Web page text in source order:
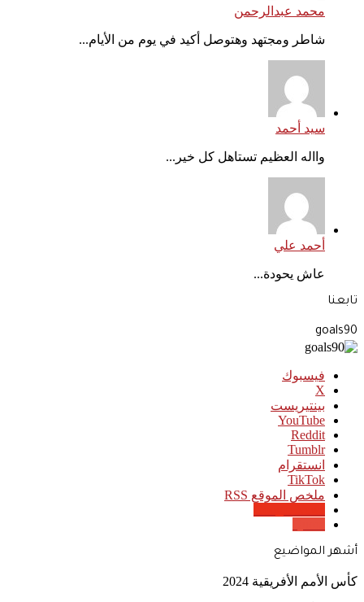
محمد عبدالرحمن
شاطر ومجتهد وهتوصل أكيد في يوم من الأيام...
سيد أحمد
وااله العظيم تستاهل كل خير...
أحمد علي
عاش يحودة...
تابعنا
goals90
فيسبوك
‫X
بينتيريست
‫YouTube
انستقرام
‫TikTok
ملخص الموقع RSS
أشهر المواضيع
كأس الأمم الأفريقية 2024